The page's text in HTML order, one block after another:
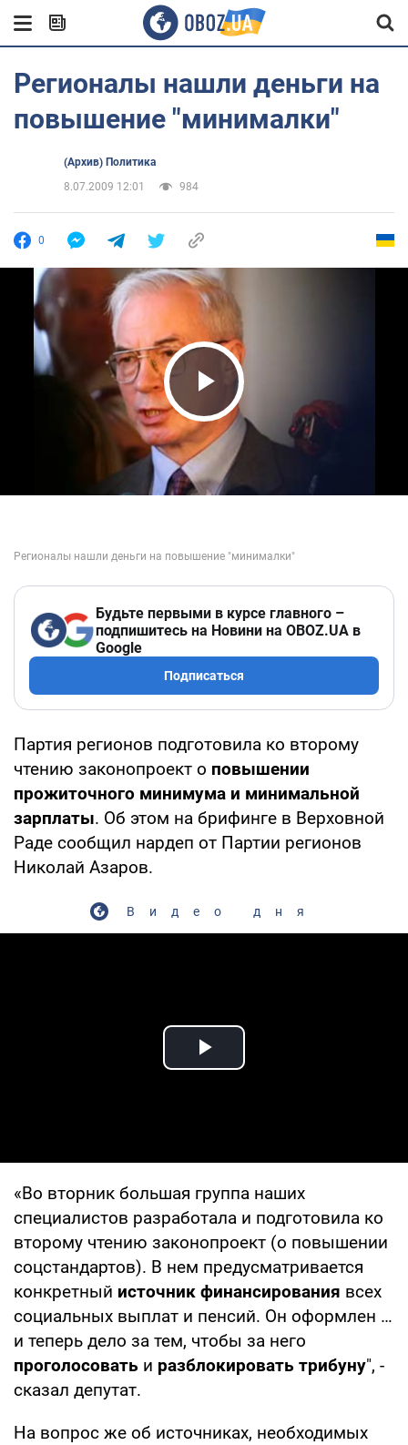
Регионалы нашли деньги на
повышение "минималки"
(Архив) Политика
8.07.2009 12:01
984
0
Play Video
Будьте первыми в курсе главного –
подпишитесь на Новини на OBOZ.UA в
Google
Подписаться
Партия регионов подготовила ко второму
чтению законопроект о повышении
прожиточного минимума и минимальной
зарплаты. Об этом на брифинге в Верховной
Раде сообщил нардеп от Партии регионов
Николай Азаров.
Видео дня
Play Video
«Во вторник большая группа наших
специалистов разработала и подготовила ко
второму чтению законопроект (о повышении
соцстандартов). В нем предусматривается
конкретный источник финансирования всех
социальных выплат и пенсий. Он оформлен …
и теперь дело за тем, чтобы за него
проголосовать и разблокировать трибуну", -
сказал депутат.
На вопрос же об источниках, необходимых